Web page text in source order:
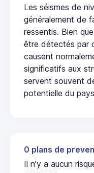
Les séismes de
généralement de
ressentis. Bien
être détectés par
causent
significatifs aux
servent souvent
potentielle du
0 plans de
Il n'y a aucun